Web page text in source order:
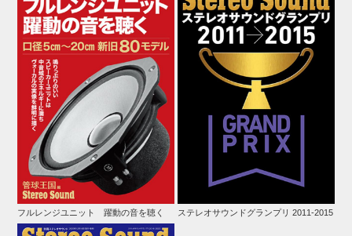
フルレンジユニット 躍動の音を聴く ステレオサウンドグランプリ 2011-2015